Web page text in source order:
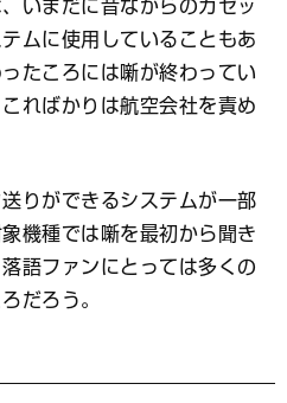
いまだに昔ながらのカセッ
ムに使用していることもあ
たころには噺が終わってい
ればかりは航空会社を責め
りができるシステムが一部
機種では噺を最初から聞き
語ファンにとっては多くの
だろう。